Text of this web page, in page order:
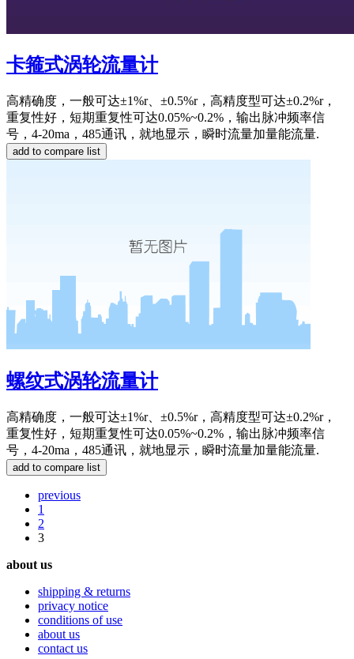
卡箍式涡轮流量计
高精确度，一般可达±1%r、±0.5%r，高精度型可达±0.2%r，
重复性好，短期重复性可达0.05%~0.2%，输出脉冲频率信
号，4-20ma，485通讯，就地显示，瞬时流量加量能流量.
螺纹式涡轮流量计
高精确度，一般可达±1%r、±0.5%r，高精度型可达±0.2%r，
重复性好，短期重复性可达0.05%~0.2%，输出脉冲频率信
号，4-20ma，485通讯，就地显示，瞬时流量加量能流量.
previous
1
2
3
about us
shipping & returns
privacy notice
conditions of use
about us
contact us